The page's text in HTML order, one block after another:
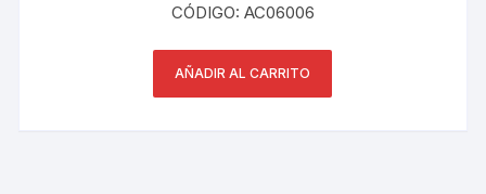
CÓDIGO: AC06006
AÑADIR AL CARRITO